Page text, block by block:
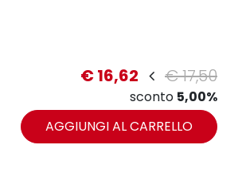
€ 16,62 € 17,50
sconto 5,00%
AGGIUNGI AL CARRELLO